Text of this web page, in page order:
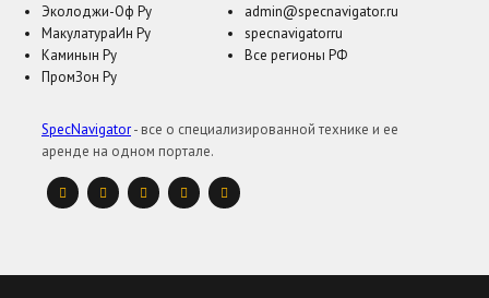
Эколоджи-Оф Ру
МакулатураИн Ру
Каминын Ру
ПромЗон Ру
admin@specnavigator.ru
specnavigatorru
Все регионы РФ
SpecNavigator- все о специализированной технике и ее
аренде на одном портале.